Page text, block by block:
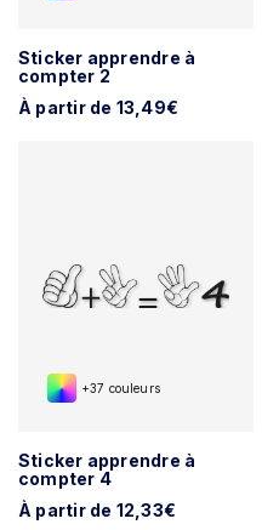
Sticker apprendre à
compter 2
À partir de 13,49€
+37 couleurs
Sticker apprendre à
compter 4
À partir de 12,33€